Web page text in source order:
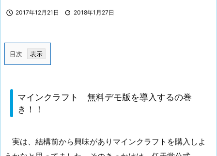
 2017年12月21日  2018年1月27日
目次
1.
ン
ク
フ
マインクラフト 無料デモ版を導入するの巻
き！！
実は、結構前から興味がありマインクラフトを購入しよ